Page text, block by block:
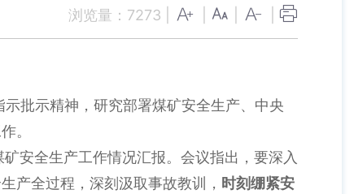
浏览量： 7273
批示精神，研究部署煤矿安全生产、中央
。
安全生产工作情况汇报。会议指出，要深入
产全过程，深刻汲取事故教训， 时刻绷紧安